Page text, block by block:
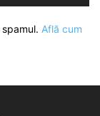
Află cum